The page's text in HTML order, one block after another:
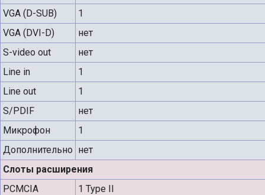
VGA (D-SUB)
1
VGA (DVI-D)
нет
S-video out
нет
Line in
1
Line out
1
S/PDIF
нет
Микрофон
1
Дополнительно нет
Слоты расширения
PCMCIA
1 Type II